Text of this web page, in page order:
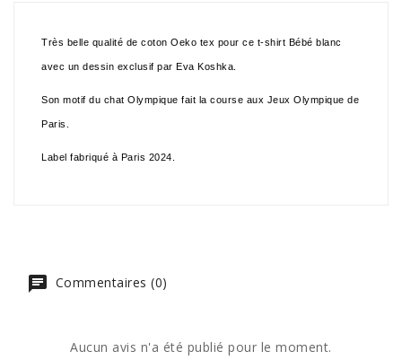
Très belle qualité de coton Oeko tex pour ce t-shirt Bébé blanc
avec un dessin exclusif par Eva Koshka.
Son motif du chat Olympique fait la course aux Jeux Olympique de
Paris.
Label fabriqué à Paris 2024.
Commentaires (0)
Aucun avis n'a été publié pour le moment.